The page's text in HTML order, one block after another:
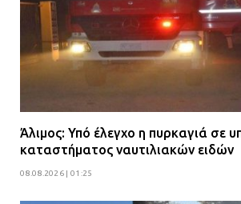
Άλιμος: Υπό έλεγχο η πυρκαγιά σε
καταστήματος ναυτιλιακών ειδών
08.08.2026 | 01:25